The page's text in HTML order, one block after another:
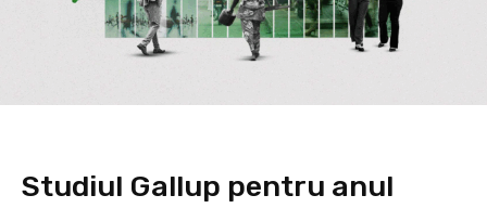
Studiul Gallup pentru anul